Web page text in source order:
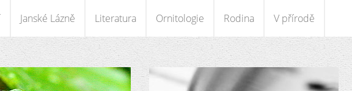
Janské Lázně Literatura Ornitologie Rodina V přírodě